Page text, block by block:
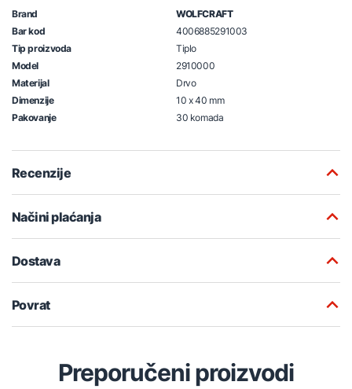
Brand
WOLFCRAFT
Bar kod
4006885291003
Tip proizvoda
Tiplo
Model
2910000
Materijal
Drvo
Dimenzije
10 x 40 mm
Pakovanje
30 komada
Recenzije
Načini plaćanja
Dostava
Povrat
Preporučeni proizvodi